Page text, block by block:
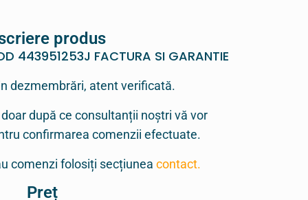
produs
443951253J FACTURA SI GARANTIE
dezmembrări, atent verificată.
după ce consultanții noștri vă vor
confirmarea comenzii efectuate.
comenzi folosiți secțiunea contact.
Preț